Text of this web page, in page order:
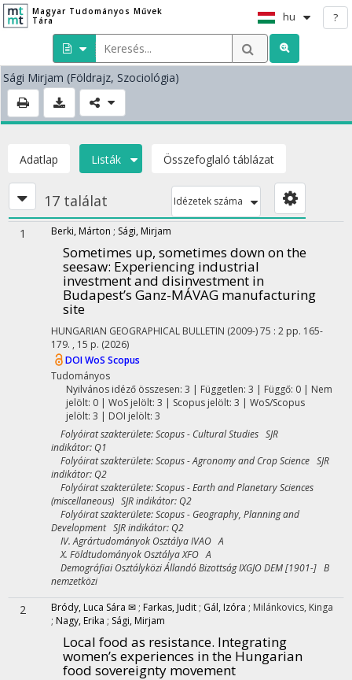
Magyar Tudományos Művek
Tára
hu ?
Sági Mirjam (Földrajz, Szociológia)
Adatlap Listák Összefoglaló táblázat
17 találat Idézetek száma
1 Berki, Márton ; Sági, Mirjam
Sometimes up, sometimes down on the
seesaw: Experiencing industrial
investment and disinvestment in
Budapest’s Ganz-MÁVAG manufacturing
site
HUNGARIAN GEOGRAPHICAL BULLETIN (2009-)75 : 2 pp. 165-
179. , 15 p. (2026)
DOIWoS Scopus
Tudományos
Nyilvános idéző összesen: 3 | Független: 3 | Függő: 0 | Nem
jelölt: 0 | WoS jelölt: 3 | Scopus jelölt: 3 | WoS/Scopus
jelölt: 3 | DOI jelölt: 3
Folyóirat szakterülete: Scopus - Cultural Studies SJR
indikátor: Q1
Folyóirat szakterülete: Scopus - Agronomy and Crop Science SJR
indikátor: Q2
Folyóirat szakterülete: Scopus - Earth and Planetary Sciences
(miscellaneous) SJR indikátor: Q2
Folyóirat szakterülete: Scopus - Geography, Planning and
Development SJR indikátor: Q2
IV. Agrártudományok Osztálya IVAO A
X. Földtudományok Osztálya XFO A
Demográfiai Osztályközi Állandó Bizottság IXGJO DEM [1901-] B
nemzetközi
2 Bródy, Luca Sára ✉ ; Farkas, Judit ; Gál, Izóra ; Milánkovics, Kinga
; Nagy, Erika ; Sági, Mirjam
Local food as resistance. Integrating
women’s experiences in the Hungarian
food sovereignty movement